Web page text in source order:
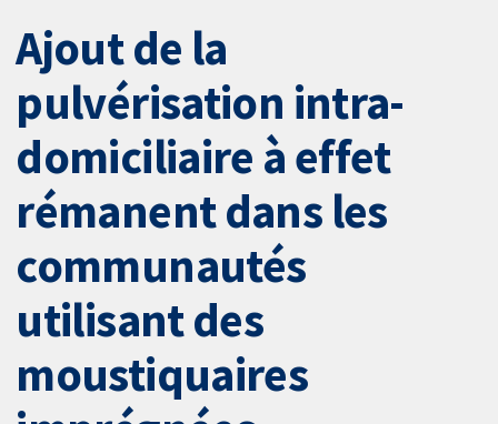
Ajout de la
pulvérisation intra-
domiciliaire à effet
rémanent dans les
communautés
utilisant des
moustiquaires